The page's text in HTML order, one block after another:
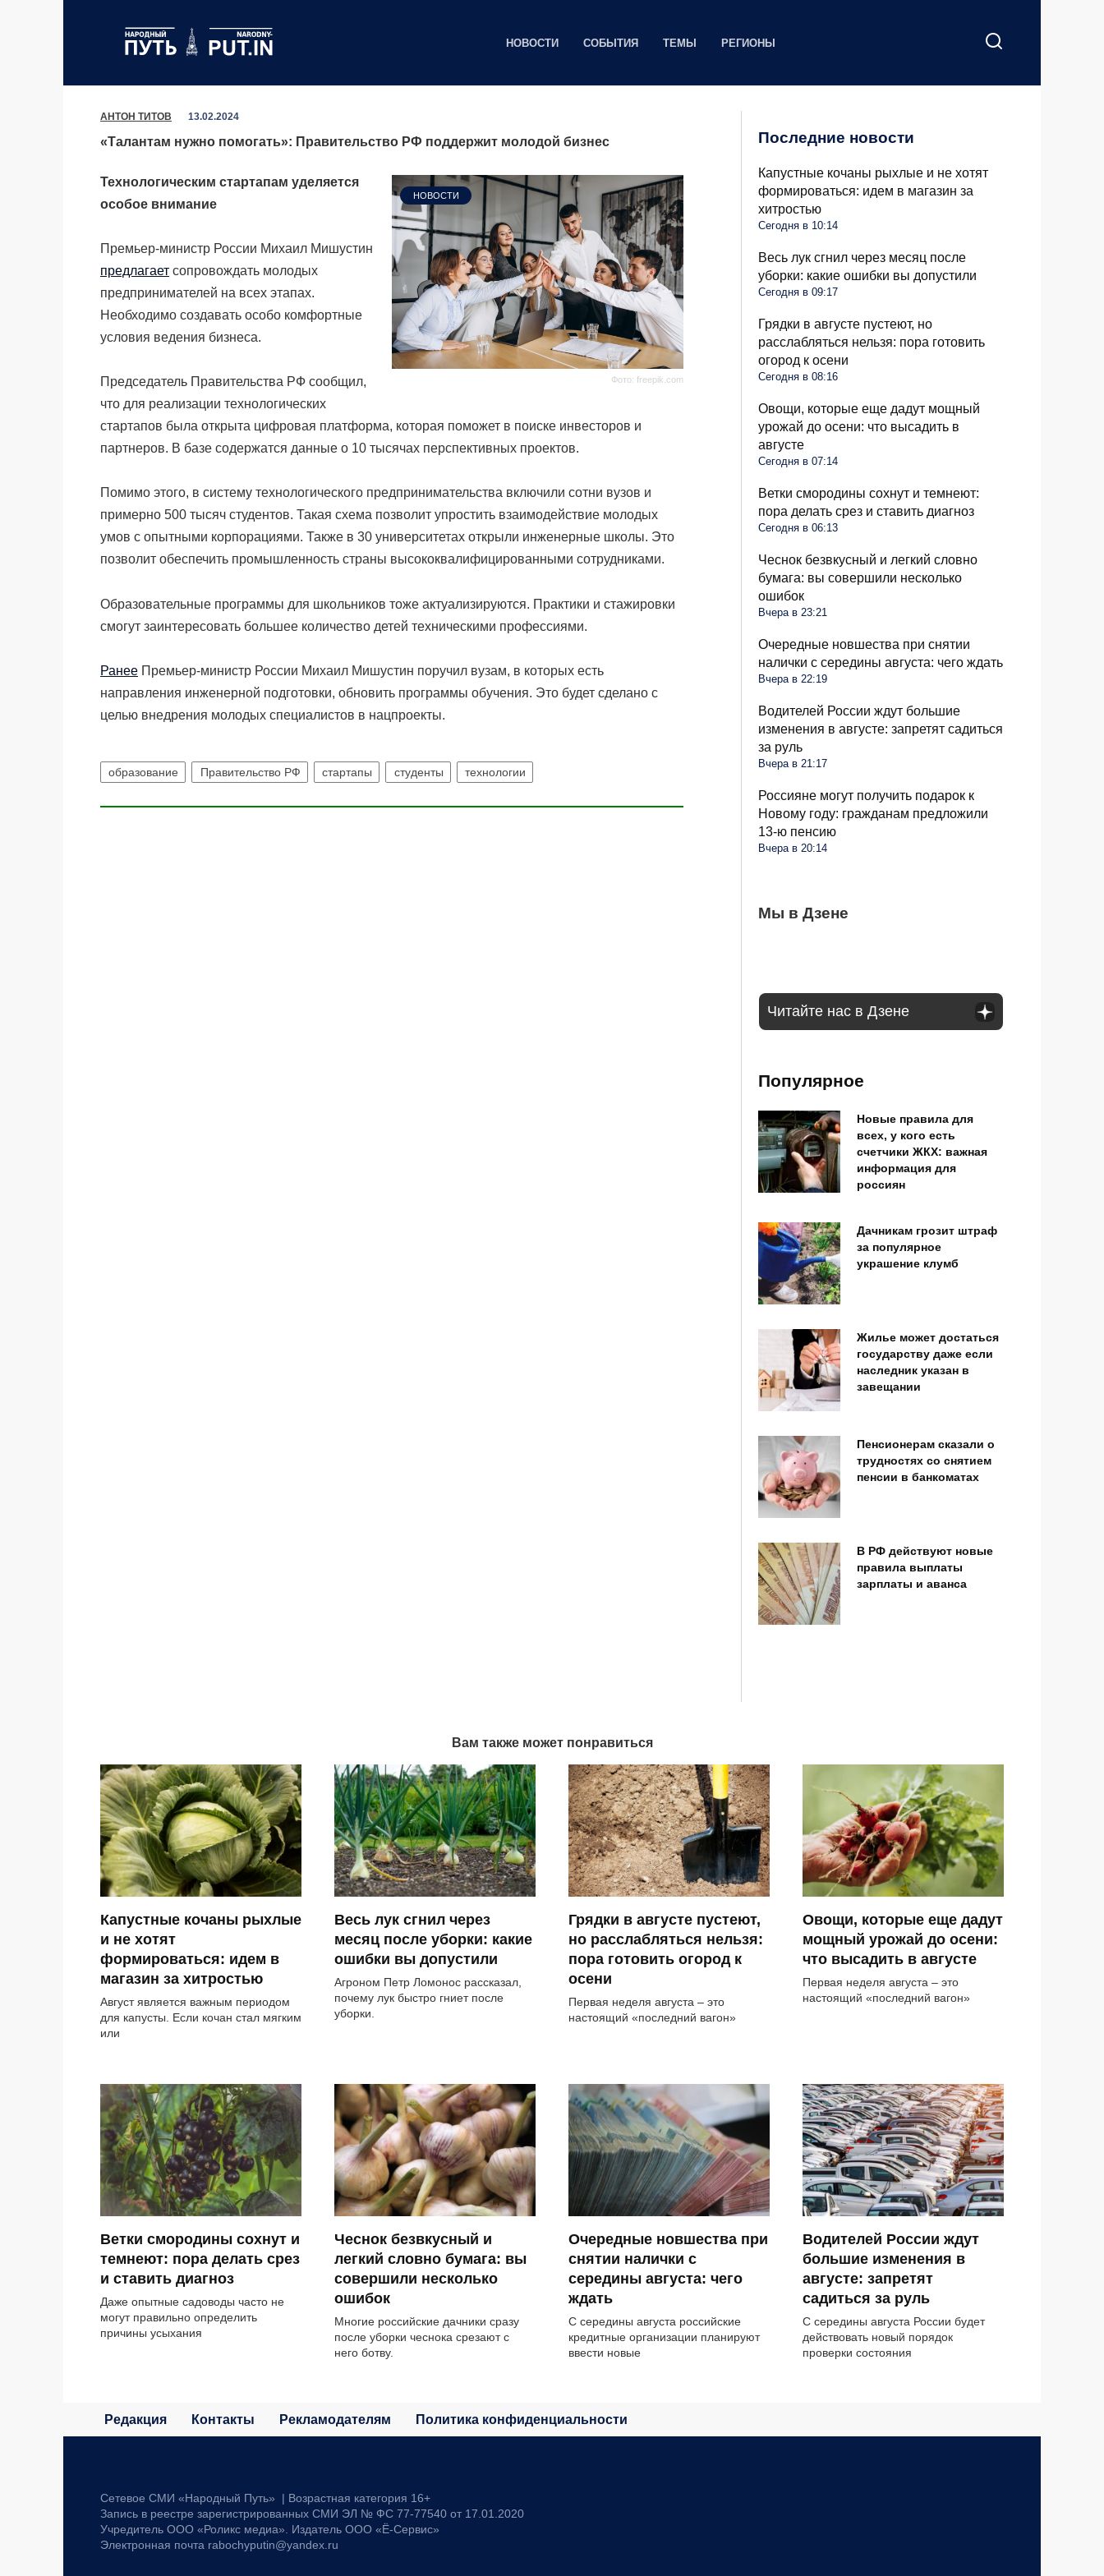
НОВОСТИ СОБЫТИЯ ТЕМЫ РЕГИОНЫ
АНТОН ТИТОВ 13.02.2024
«Талантам нужно помогать»: Правительство РФ поддержит молодой бизнес
Фото: freepik.com
НОВОСТИ
Технологическим стартапам уделяется
особое внимание
Премьер-министр России Михаил Мишустин
предлагает сопровождать молодых
предпринимателей на всех этапах.
Необходимо создавать особо комфортные
условия ведения бизнеса.
Председатель Правительства РФ сообщил,
что для реализации технологических
стартапов была открыта цифровая платформа, которая поможет в поиске инвесторов и
партнеров. В базе содержатся данные о 10 тысячах перспективных проектов.
Помимо этого, в систему технологического предпринимательства включили сотни вузов и
примерно 500 тысяч студентов. Такая схема позволит упростить взаимодействие молодых
умов с опытными корпорациями. Также в 30 университетах открыли инженерные школы. Это
позволит обеспечить промышленность страны высококвалифицированными сотрудниками.
Образовательные программы для школьников тоже актуализируются. Практики и стажировки
смогут заинтересовать большее количество детей техническими профессиями.
Ранее Премьер-министр России Михаил Мишустин поручил вузам, в которых есть
направления инженерной подготовки, обновить программы обучения. Это будет сделано с
целью внедрения молодых специалистов в нацпроекты.
образование Правительство РФ стартапы студенты технологии
Последние новости
Капустные кочаны рыхлые и не хотят
формироваться: идем в магазин за
хитростью
Сегодня в 10:14
Весь лук сгнил через месяц после
уборки: какие ошибки вы допустили
Сегодня в 09:17
Грядки в августе пустеют, но
расслабляться нельзя: пора готовить
огород к осени
Сегодня в 08:16
Овощи, которые еще дадут мощный
урожай до осени: что высадить в
августе
Сегодня в 07:14
Ветки смородины сохнут и темнеют:
пора делать срез и ставить диагноз
Сегодня в 06:13
Чеснок безвкусный и легкий словно
бумага: вы совершили несколько
ошибок
Вчера в 23:21
Очередные новшества при снятии
налички с середины августа: чего ждать
Вчера в 22:19
Водителей России ждут большие
изменения в августе: запретят садиться
за руль
Вчера в 21:17
Россияне могут получить подарок к
Новому году: гражданам предложили
13-ю пенсию
Вчера в 20:14
Мы в Дзене
Капустные кочаны рыхлые и не хотят
формироваться: идем в магазин за
Весь лук сгнил через месяц после уборки:
Грядки в августе пустеют, но
Читайте нас в Дзене
Популярное
Новые правила для
всех, у кого есть
счетчики ЖКХ: важная
информация для
россиян
Дачникам грозит штраф
за популярное
украшение клумб
Жилье может достаться
государству даже если
наследник указан в
завещании
Пенсионерам сказали о
трудностях со снятием
пенсии в банкоматах
В РФ действуют новые
правила выплаты
зарплаты и аванса
Вам также может понравиться
Капустные кочаны рыхлые
и не хотят
формироваться: идем в
магазин за хитростью
Август является важным периодом
для капусты. Если кочан стал мягким
или
Весь лук сгнил через
месяц после уборки: какие
ошибки вы допустили
Агроном Петр Ломонос рассказал,
почему лук быстро гниет после
уборки.
Грядки в августе пустеют,
но расслабляться нельзя:
пора готовить огород к
осени
Первая неделя августа – это
настоящий «последний вагон»
Овощи, которые еще дадут
мощный урожай до осени:
что высадить в августе
Первая неделя августа – это
настоящий «последний вагон»
Ветки смородины сохнут и
темнеют: пора делать срез
и ставить диагноз
Даже опытные садоводы часто не
могут правильно определить
причины усыхания
Чеснок безвкусный и
легкий словно бумага: вы
совершили несколько
ошибок
Многие российские дачники сразу
после уборки чеснока срезают с
него ботву.
Очередные новшества при
снятии налички с
середины августа: чего
ждать
С середины августа российские
кредитные организации планируют
ввести новые
Водителей России ждут
большие изменения в
августе: запретят
садиться за руль
С середины августа России будет
действовать новый порядок
проверки состояния
Редакция Контакты Рекламодателям Политика конфиденциальности
Сетевое СМИ «Народный Путь» | Возрастная категория 16+
Запись в реестре зарегистрированных СМИ ЭЛ № ФС 77-77540 от 17.01.2020
Учредитель ООО «Роликс медиа». Издатель ООО «Ё-Сервис»
Электронная почта rabochyputin@yandex.ru